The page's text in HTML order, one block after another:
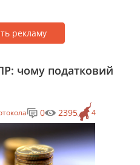
рекламу
чому податковий
4
0 2395